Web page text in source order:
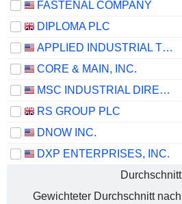
FASTENAL COMPANY
DIPLOMA PLC
APPLIED INDUSTRIAL TECHNOLOGIES, INC.
CORE & MAIN, INC.
MSC INDUSTRIAL DIRECT CO., INC.
RS GROUP PLC
DNOW INC.
DXP ENTERPRISES, INC.
Durchschnitt
Gewichteter Durchschnitt nach